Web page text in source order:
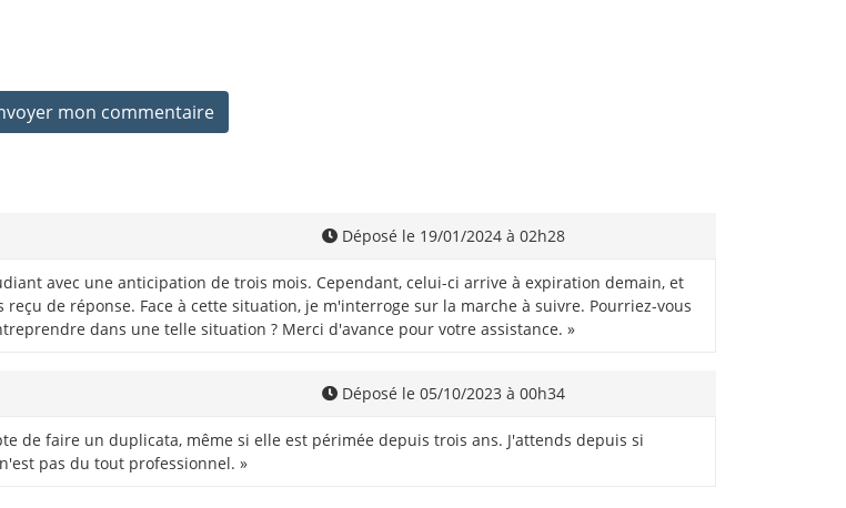
Déposé le 19/01/2024 à 02h28
avec une anticipation de trois mois. Cependant, celui-ci arrive à expiration demain, et
de réponse. Face à cette situation, je m'interroge sur la marche à suivre. Pourriez-vous
dans une telle situation ? Merci d'avance pour votre assistance. »
Déposé le 05/10/2023 à 00h34
de faire un duplicata, même si elle est périmée depuis trois ans. J'attends depuis si
pas du tout professionnel. »